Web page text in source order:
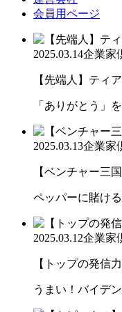
会員用ページ
2025.03.14企業家
【先端人】ティ
「ありがとう」
2025.03.13企業家
【ベンチャー三
ペッパーに賭け
2025.03.12企業家
【トップの発信
うまい！バイデ